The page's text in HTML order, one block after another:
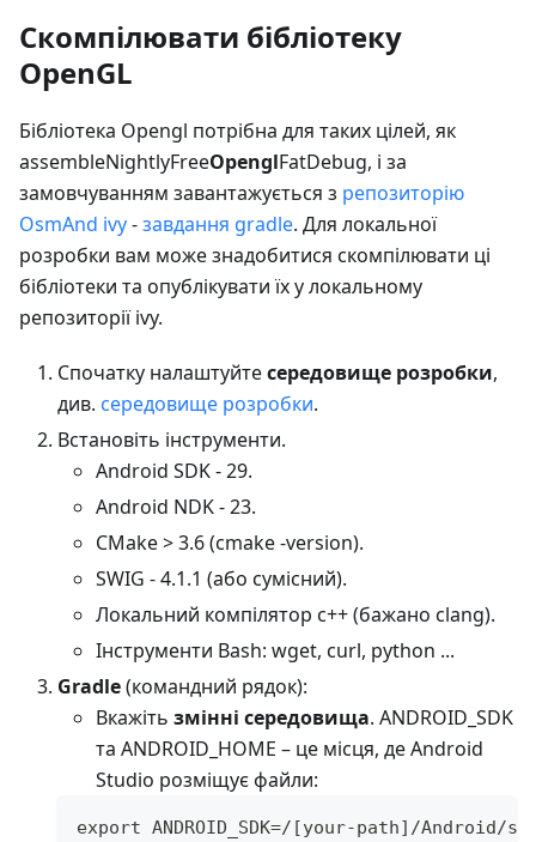
Скомпілювати бібліотеку
OpenGL
Бібліотека Opengl потрібна для таких цілей, як
assembleNightlyFreeOpenglFatDebug, і за
замовчуванням завантажується з репозиторію
OsmAnd ivy-завдання gradle. Для локальної
розробки вам може знадобитися скомпілювати ці
бібліотеки та опублікувати їх у локальному
репозиторії ivy.
Спочатку налаштуйтесередовище розробки,
див. середовище розробки.
Встановіть інструменти.
Android SDK - 29.
Android NDK - 23.
CMake > 3.6 (cmake -version).
SWIG - 4.1.1 (або сумісний).
Локальний компілятор c++ (бажано clang).
Інструменти Bash: wget, curl, python ...
Gradle(командний рядок):
Вкажіть змінні середовища. ANDROID_SDK
та ANDROID_HOME – це місця, де Android
Studio розміщує файли:
export ANDROID_SDK=/[your-path]/Android/